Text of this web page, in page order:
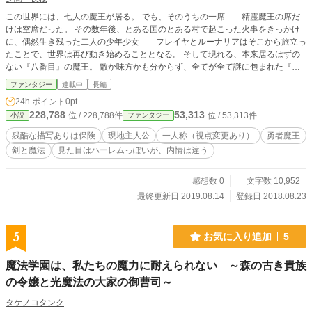
この世界には、七人の魔王が居る。 でも、そのうちの一席――精霊魔王の席だ
けは空席だった。 その数年後、とある国のとある村で起こった火事をきっかけ
に、偶然生き残った二人の少年少女――フレイヤとルーナリアはそこから旅立っ
たことで、世界は再び動き始めることとなる。 そして現れる、本来居るはずの
ない『八番目』の魔王。 敵か味方かも分からず、全てが全て謎に包まれた『八
番目』との戦いに、フレイヤたちも否が応にも巻き込まれることとなる。
ファンタジー 連載中 長編
24h.ポイント 0pt
小説 228,788 位 / 228,788件 ファンタジー 53,313 位 / 53,313件
残酷な描写ありは保険 現地主人公 一人称（視点変更あり）
勇者魔王
剣と魔法
見た目はハーレムっぽいが、内情は違う
感想数 0
文字数 10,952
最終更新日 2019.08.14
登録日 2018.08.23
5 お気に入り追加 5
魔法学園は、私たちの魔力に耐えられない ～森の古き貴族
の令嬢と光魔法の大家の御曹司～
タケノコタンク